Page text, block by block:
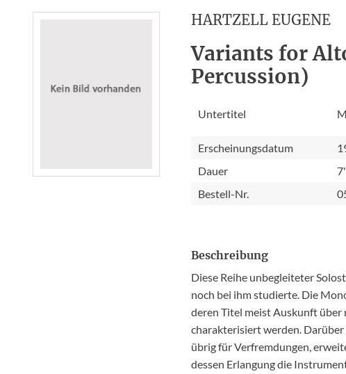
HARTZELL EUGENE
Variants for
Percussion)
Untertitel
Erscheinungsdatum
Dauer
7'
Bestell-Nr.
Beschreibung
Diese Reihe unbegleiteter
noch bei ihm studierte. Die
deren Titel meist Auskunft über
charakterisiert werden. Darüber
übrig für Verfremdungen,
dessen Erlangung die